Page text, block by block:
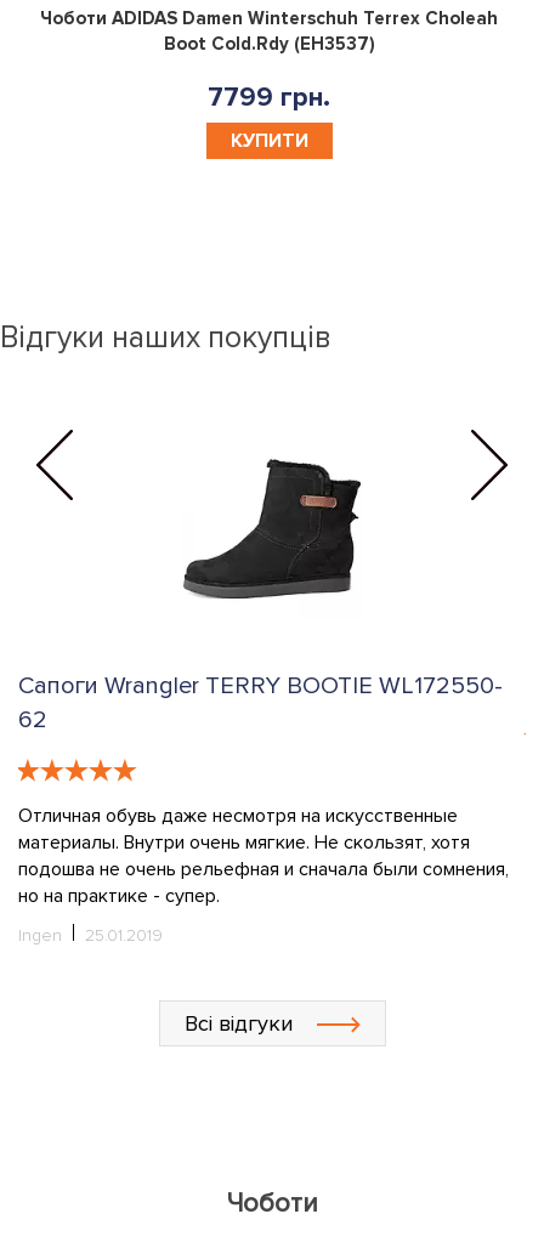
0
Чоботи ADIDAS Damen Winterschuh Terrex Choleah
Boot Cold.Rdy (EH3537)
7799 грн.
КУПИТИ
Відгуки наших покупців
Сапоги Wrangler TERRY BOOTIE WL172550-
62
Отличная обувь даже несмотря на искусственные
материалы. Внутри очень мягкие. Не скользят, хотя
подошва не очень рельефная и сначала были сомнения,
но на практике - супер.
Ingen 25.01.2019
Всі відгуки
Чоботи